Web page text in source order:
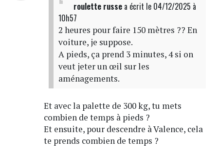
roulette russea écrit le 04/12/2025 à
10h57
2 heures pour faire 150 mètres ?? En
voiture, je suppose.
A pieds, ça prend 3 minutes, 4 si on
veut jeter un œil sur les
aménagements.
Et avec la palette de 300 kg, tu mets
combien de temps à pieds ?
Et ensuite, pour descendre à Valence, cela
te prends combien de temps ?